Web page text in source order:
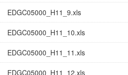
EDGC05000_H11_9.xls
EDGC05000_H11_10.xls
EDGC05000_H11_11.xls
EDGC05000_H11_12.xls